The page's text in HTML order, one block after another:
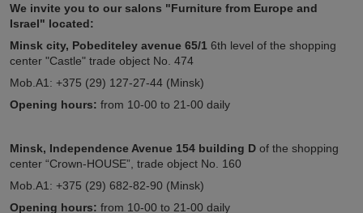
We invite you to our salons "Furniture from Europe and
Israel" located:
Minsk city, Pobediteley avenue 65/1 6th level of the shopping
center "Castle" trade object No. 474
Mob.A1: +375 (29) 127-27-44 (Minsk)
Opening hours: from 10-00 to 21-00 daily
Minsk, Independence Avenue 154 building D of the shopping
center “Crown-HOUSE”, trade object No. 160
Mob.A1: +375 (29) 682-82-90 (Minsk)
Opening hours: from 10-00 to 21-00 daily